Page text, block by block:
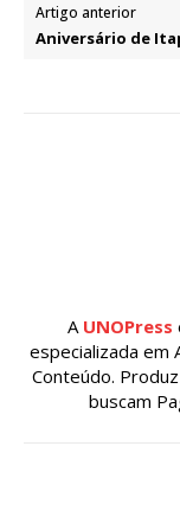
Artigo anterior
Aniversário de
A UNOPress
especializada em
Conteúdo.
buscam